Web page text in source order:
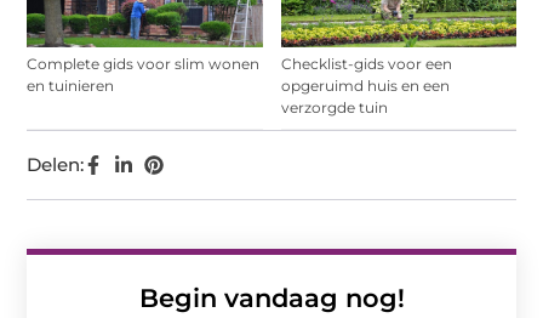
Complete gids voor slim wonen
en tuinieren
Checklist-gids voor een
opgeruimd huis en een
verzorgde tuin
Begin vandaag nog!
Delen: